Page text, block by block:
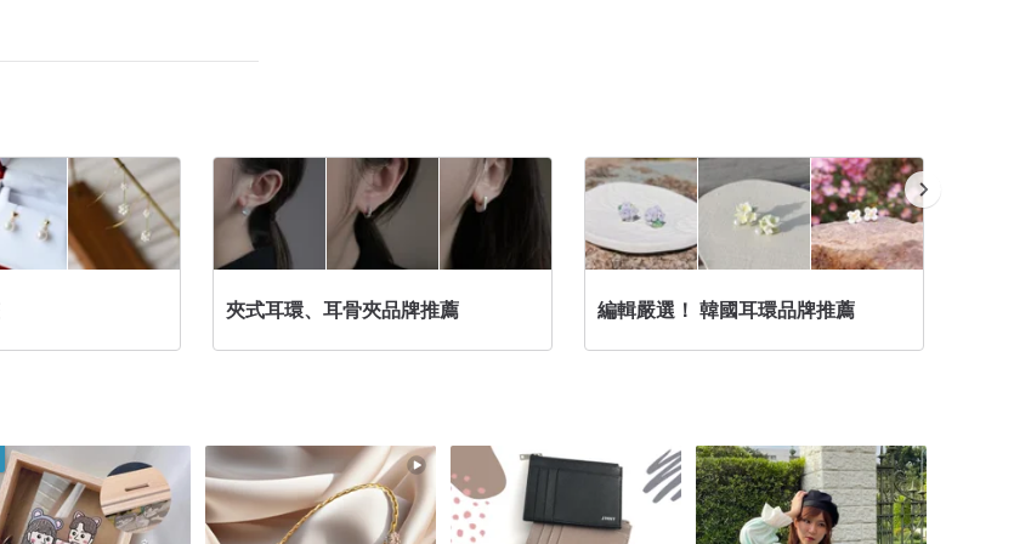
夾式耳環、耳骨夾品牌推薦 編輯嚴選！ 韓國耳環品牌推薦